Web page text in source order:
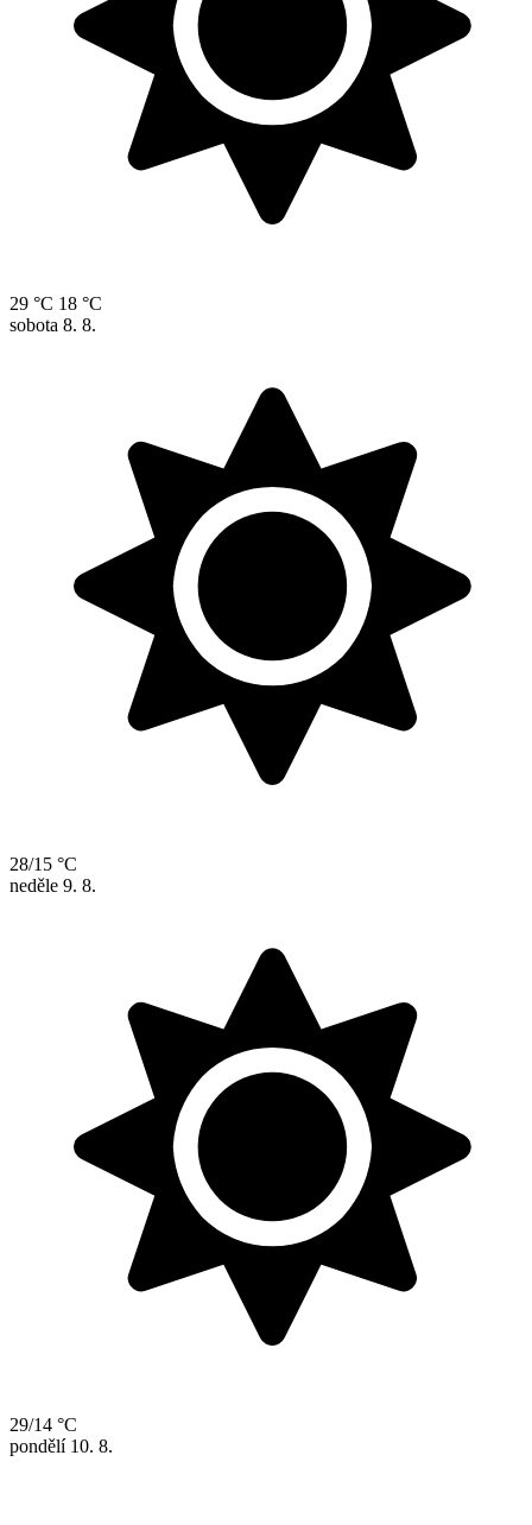
29 °C 18 °C
sobota 8. 8.
28/15 °C
neděle 9. 8.
29/14 °C
pondělí 10. 8.